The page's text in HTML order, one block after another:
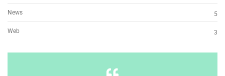
News 5
Web 3